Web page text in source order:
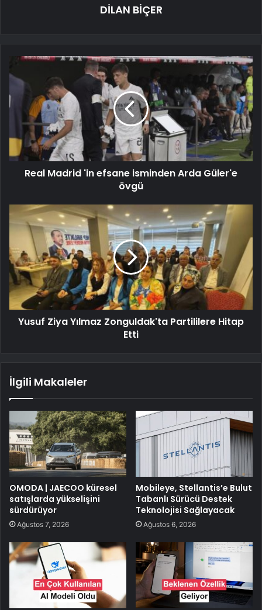
DİLAN BİÇER
Real Madrid 'in efsane isminden Arda Güler'e
övgü
Yusuf Ziya Yılmaz Zonguldak'ta Partililere Hitap
Etti
İlgili Makaleler
OMODA | JAECOO küresel
satışlarda yükselişini
sürdürüyor
Ağustos 7, 2026
Mobileye, Stellantis’e Bulut
Tabanlı Sürücü Destek
Teknolojisi Sağlayacak
Ağustos 6, 2026